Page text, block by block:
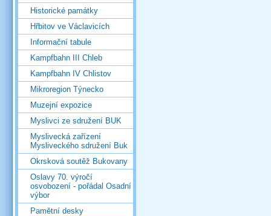
Historické památky
Hřbitov ve Václavicích
Informační tabule
Kampfbahn III Chleb
Kampfbahn IV Chlistov
Mikroregion Týnecko
Muzejní expozice
Myslivci ze sdružení BUK
Myslivecká zařízení
Mysliveckého sdružení Buk
Okrsková soutěž Bukovany
Oslavy 70. výročí
osvobození - pořádal Osadní
výbor
Pamětní desky